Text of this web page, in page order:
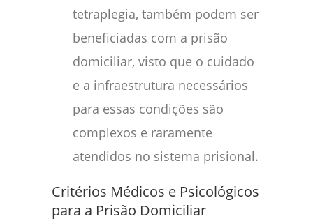
tetraplegia, também podem ser
beneficiadas com a prisão
domiciliar, visto que o cuidado
e a infraestrutura necessários
para essas condições são
complexos e raramente
atendidos no sistema prisional.
Critérios Médicos e Psicológicos
para a Prisão Domiciliar